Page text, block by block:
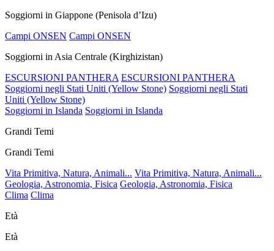
Soggiorni in Giappone (Penisola d’Izu)
Campi ONSEN Campi ONSEN
Soggiorni in Asia Centrale (Kirghizistan)
ESCURSIONI PANTHERA ESCURSIONI PANTHERA
Soggiorni negli Stati Uniti (Yellow Stone) Soggiorni negli Stati
Uniti (Yellow Stone)
Soggiorni in Islanda Soggiorni in Islanda
Grandi Temi
Grandi Temi
Vita Primitiva, Natura, Animali... Vita Primitiva, Natura, Animali...
Geologia, Astronomia, Fisica Geologia, Astronomia, Fisica
Clima Clima
Età
Età